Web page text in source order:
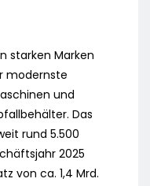
starken Marken
modernste
und
Das
rund 5.500
2025
von ca. 1,4 Mrd.